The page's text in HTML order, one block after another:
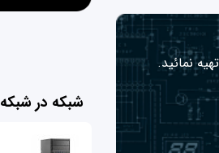
نمائید.
شبکه در شبکه